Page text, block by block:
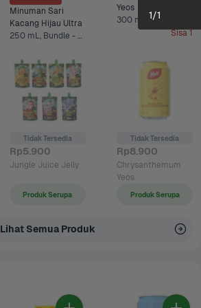
Minuman Sari
Kacang Hijau Ultra
250 mL, Bundle - 5 x 250 mL*
Yeos
300 ml
Sisa 1
Tidak Tersedia
Rp5.900
Jungle Juice Jelly
Produk Serupa
Tidak Tersedia
Rp8.900
Chrysanthemum
Yeos
Produk Serupa
Lihat Semua Produk
1/1